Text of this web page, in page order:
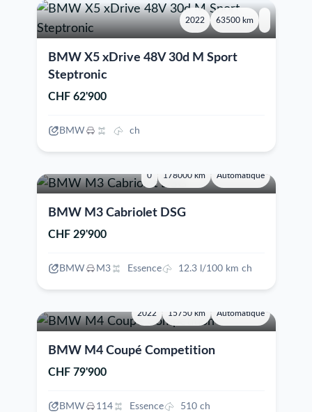
2022 63500 km
BMW X5 xDrive 48V 30d M Sport
Steptronic
CHF 62'900
BMW ch
0 178000 km Automatique
BMW M3 Cabriolet DSG
CHF 29'900
BMW M3 Essence 12.3 l/100 km ch
2022 15750 km Automatique
BMW M4 Coupé Competition
CHF 79'900
BMW 114 Essence 510 ch